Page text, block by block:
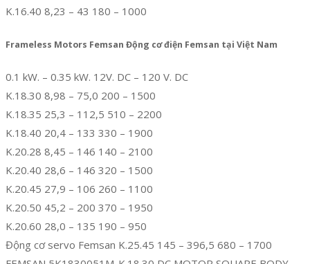
K.16.40 8,23 – 43 180 – 1000
Frameless Motors Femsan Động cơ điện Femsan tại Việt Nam
0.1 kW. – 0.35 kW. 12V. DC – 120 V. DC
K.18.30 8,98 – 75,0 200 – 1500
K.18.35 25,3 – 112,5 510 – 2200
K.18.40 20,4 – 133 330 – 1900
K.20.28 8,45 – 146 140 – 2100
K.20.40 28,6 – 146 320 – 1500
K.20.45 27,9 – 106 260 – 1100
K.20.50 45,2 – 200 370 – 1950
K.20.60 28,0 – 135 190 – 950
Động cơ servo Femsan K.25.45 145 – 396,5 680 – 1700